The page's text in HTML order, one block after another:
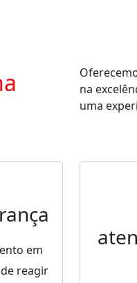
na
uma
em
reagir